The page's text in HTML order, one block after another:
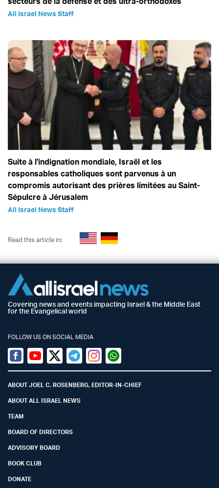
All Israel News Staff
Suite à l'indignation mondiale, Israël et les
responsables catholiques sont parvenus à un
compromis autorisant des prières limitées au Saint-
Sépulcre à Jérusalem
All Israel News Staff
Read this article in:
Covering news and events impacting Israel & the Middle East
for the Evangelical world
FOLLOW US ON SOCIAL MEDIA
Facebook
YoutubeTwitter (X)
TelegramInstagramWhatsapp
ABOUT JOEL C. ROSENBERG, EDITOR-IN-CHIEF
ABOUT ALL ISRAEL NEWS
TEAM
BOARD OF DIRECTORS
ADVISORY BOARD
BOOK CLUB
DONATE